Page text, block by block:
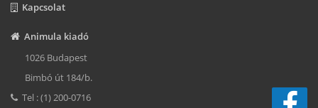
Kapcsolat
Animula kiadó
1026 Budapest
Bimbó út 184/b.
Tel : (1) 200-0716